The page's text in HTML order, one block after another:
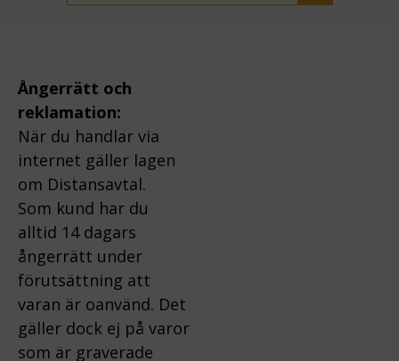
Ångerrätt och
reklamation:
När du handlar via
internet gäller lagen
om Distansavtal.
Som kund har du
alltid 14 dagars
ångerrätt under
förutsättning att
varan är oanvänd. Det
gäller dock ej på varor
som är graverade